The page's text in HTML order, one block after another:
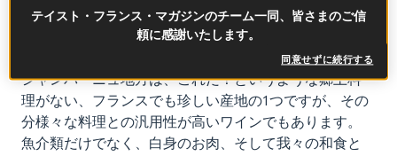
が事細かく決められており、長期熟成による複雑性や
その緻密なワインメイキングにより、その質の高さは
シャンパーニュ地方は、これだ！というような郷土料
理がない、フランスでも珍しい産地の1つですが、その
分様々な料理との汎用性が高いワインでもあります。
魚介類だけでなく、白身のお肉、そして我々の和食と
テイスト・フランス・マガジンのチーム一同、皆さまのご信
頼に感謝いたします。
同意せずに続行する